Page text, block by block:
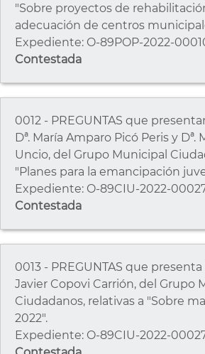
"Sobre proyectos de
adecuación de centros
Expediente: O-89POP-2022-
Contestada
0012 - PREGUNTAS que
Dª. María Amparo Picó Peris y Dª.
Uncio, del Grupo Municipal
"Planes para la emancipación
Expediente: O-89CIU-2022-
Contestada
0013 - PREGUNTAS que
Javier Copovi Carrión, del Grupo
Ciudadanos, relativas a "Sobre
2022".
Expediente: O-89CIU-2022-